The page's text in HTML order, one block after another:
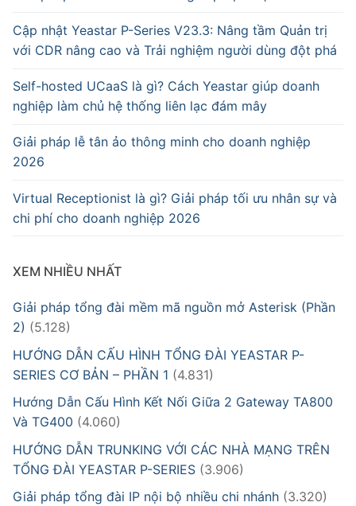
Cập nhật Yeastar P-Series V23.3: Nâng tầm Quản trị
với CDR nâng cao và Trải nghiệm người dùng đột phá
Self-hosted UCaaS là gì? Cách Yeastar giúp doanh
nghiệp làm chủ hệ thống liên lạc đám mây
Giải pháp lễ tân ảo thông minh cho doanh nghiệp
2026
Virtual Receptionist là gì? Giải pháp tối ưu nhân sự và
chi phí cho doanh nghiệp 2026
XEM NHIỀU NHẤT
Giải pháp tổng đài mềm mã nguồn mở Asterisk (Phần
2) (5.128)
HƯỚNG DẪN CẤU HÌNH TỔNG ĐÀI YEASTAR P-
SERIES CƠ BẢN – PHẦN 1 (4.831)
Hướng Dẫn Cấu Hình Kết Nối Giữa 2 Gateway TA800
Và TG400 (4.060)
HƯỚNG DẪN TRUNKING VỚI CÁC NHÀ MẠNG TRÊN
TỔNG ĐÀI YEASTAR P-SERIES (3.906)
Giải pháp tổng đài IP nội bộ nhiều chi nhánh (3.320)